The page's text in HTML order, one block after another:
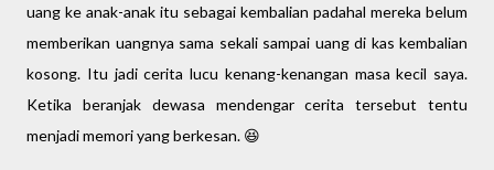
uang ke anak-anak itu sebagai kembalian padahal mereka belum
memberikan uangnya sama sekali sampai uang di kas kembalian
kosong. Itu jadi cerita lucu kenang-kenangan masa kecil saya.
Ketika beranjak dewasa mendengar cerita tersebut tentu
menjadi memori yang berkesan. 😆